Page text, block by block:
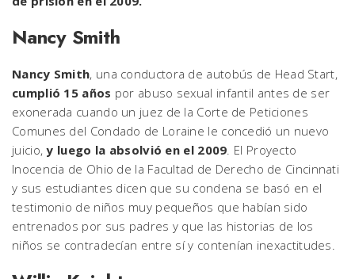
Nancy Smith
Nancy Smith, una conductora de autobús de Head Start,
cumplió 15 años por abuso sexual infantil antes de ser
exonerada cuando un juez de la Corte de Peticiones
Comunes del Condado de Loraine le concedió un nuevo
juicio,y luego la absolvió en el 2009. El Proyecto
Inocencia de Ohio de la Facultad de Derecho de Cincinnati
y sus estudiantes dicen que su condena se basó en el
testimonio de niños muy pequeños que habían sido
entrenados por sus padres y que las historias de los
niños se contradecían entre sí y contenían inexactitudes.